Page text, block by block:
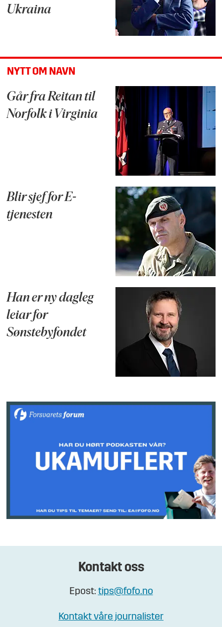
Ukraina
NYTT OM NAVN
Går fra Reitan til
Norfolk i Virginia
Blir sjef for E-
tjenesten
Han er ny dagleg
leiar for
Sønstebyfondet
Kontakt oss
Epost: tips@fofo.no
Kontakt våre journalister